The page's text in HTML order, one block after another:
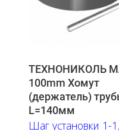
ТЕХНОНИКОЛЬ
100mm Хомут
(держатель)
L=140мм
Шаг установки 1-